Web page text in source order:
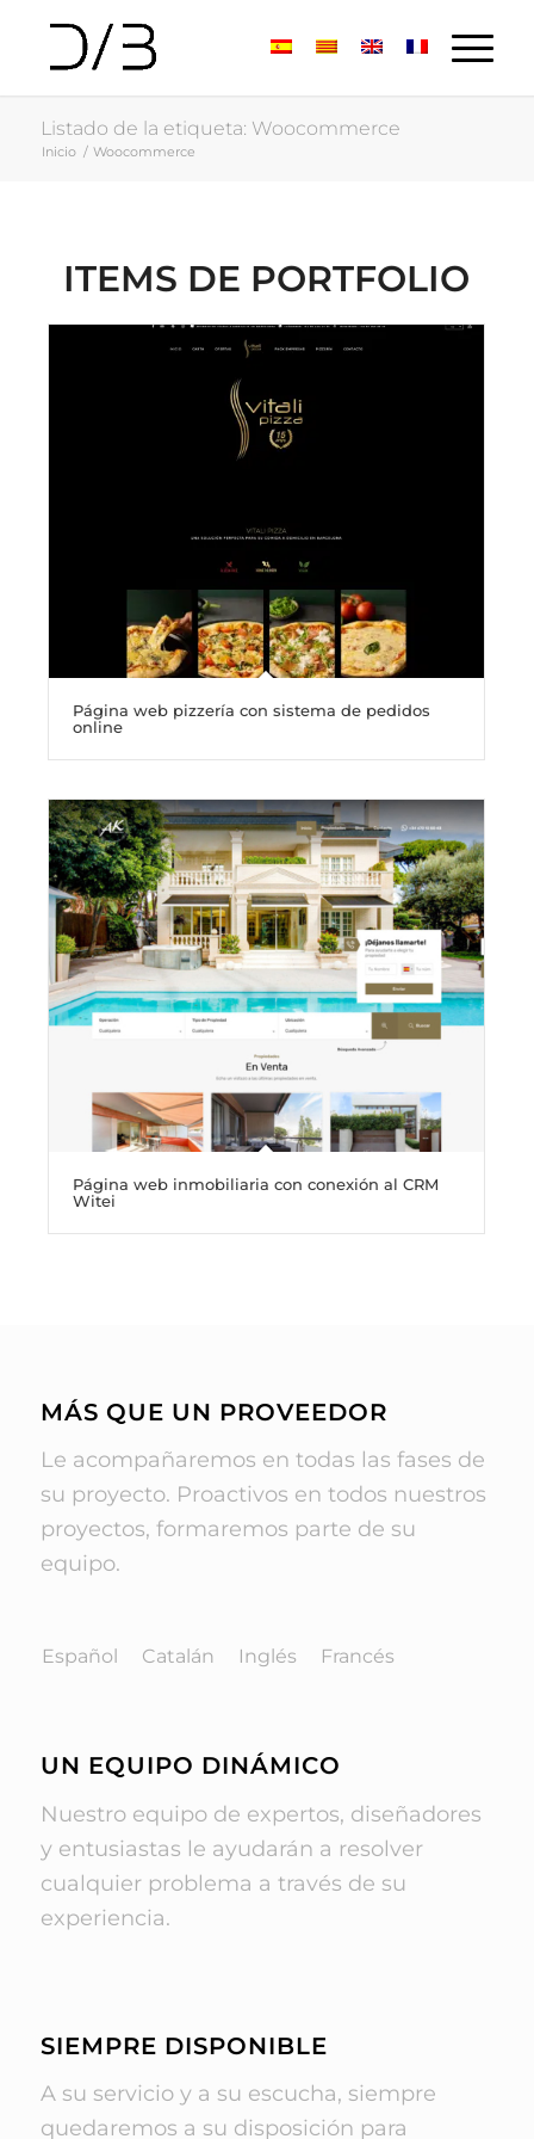
Listado de la etiqueta: Woocommerce
Inicio / Woocommerce
ITEMS DE PORTFOLIO
Página web pizzería con sistema de pedidos
online
Página web inmobiliaria con conexión al CRM
Witei
MÁS QUE UN PROVEEDOR
Le acompañaremos en todas las fases de
su proyecto. Proactivos en todos nuestros
proyectos, formaremos parte de su
equipo.
Español Catalán Inglés Francés
UN EQUIPO DINÁMICO
Nuestro equipo de expertos, diseñadores
y entusiastas le ayudarán a resolver
cualquier problema a través de su
experiencia.
SIEMPRE DISPONIBLE
A su servicio y a su escucha, siempre
quedaremos a su disposición para